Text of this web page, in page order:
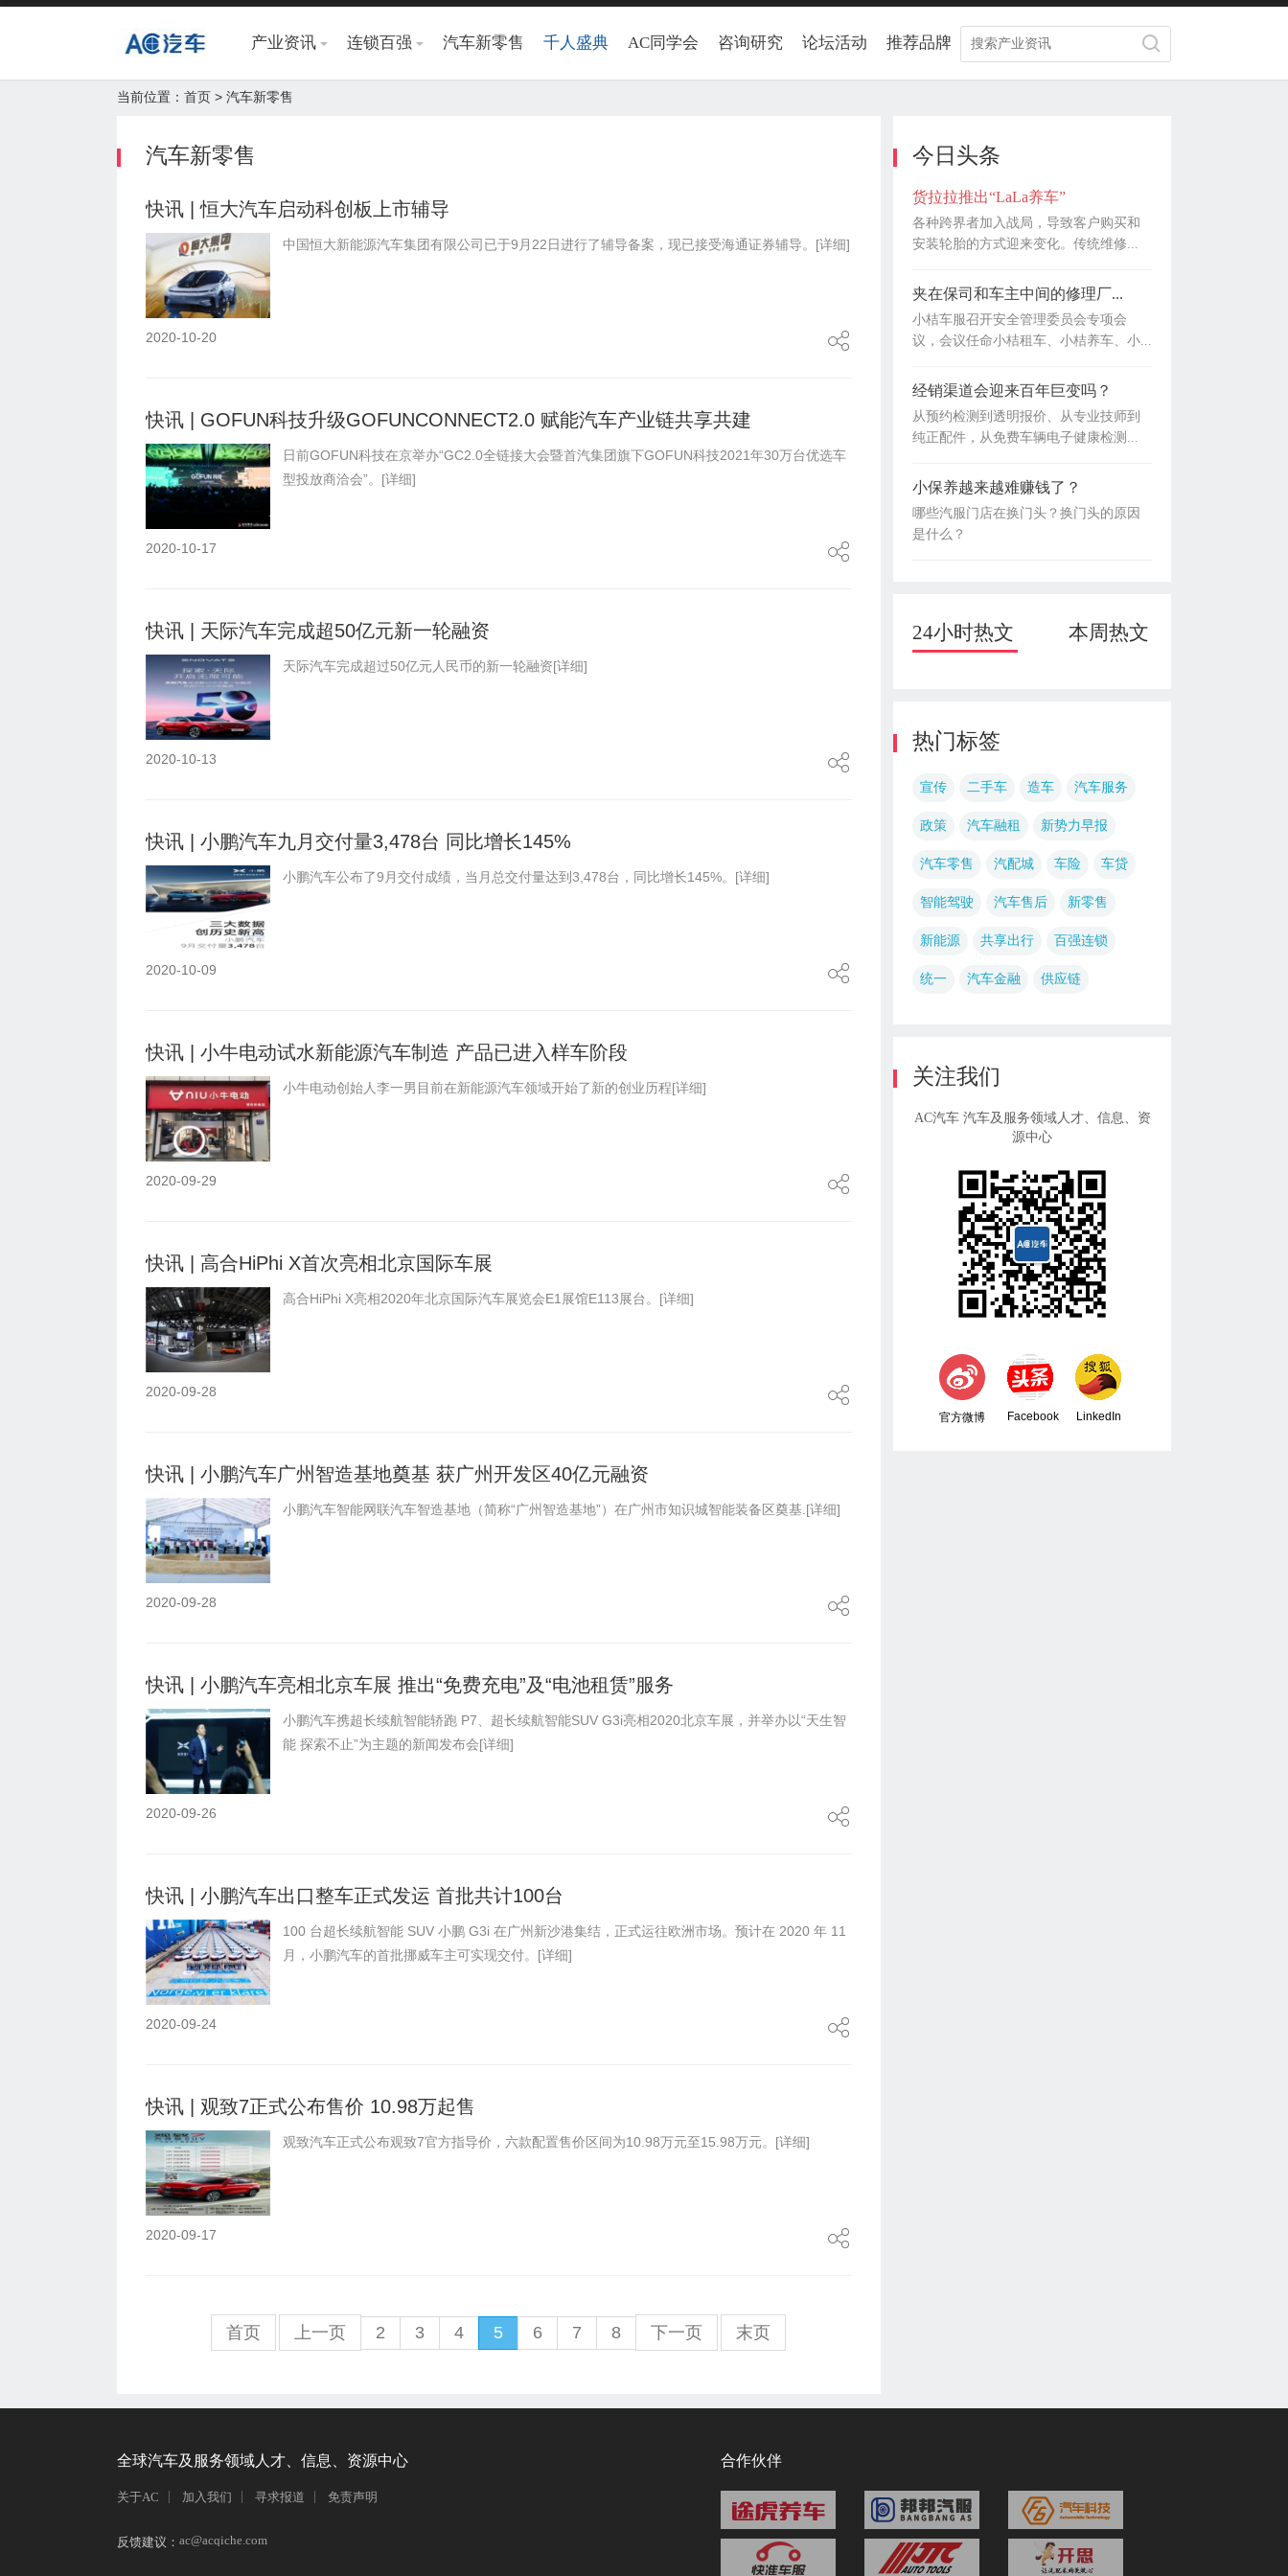
产业资讯 连锁百强 汽车新零售 千人盛典 AC同学会 咨询研究 论坛活动 推荐品牌
当前位置： 首页 > 汽车新零售
汽车新零售
快讯 | 恒大汽车启动科创板上市辅导
中国恒大新能源汽车集团有限公司已于9月22日进行了辅导备案，现已接受海通证券辅导。 [详细]
2020-10-20
快讯 | GOFUN科技升级GOFUNCONNECT2.0 赋能汽车产业链共享共建
日前GOFUN科技在京举办“GC2.0全链接大会暨首汽集团旗下GOFUN科技2021年30万台优选车
型投放商洽会”。 [详细]
2020-10-17
快讯 | 天际汽车完成超50亿元新一轮融资
天际汽车完成超过50亿元人民币的新一轮融资[详细]
2020-10-13
快讯 | 小鹏汽车九月交付量3,478台 同比增长145%
小鹏汽车公布了9月交付成绩，当月总交付量达到3,478台，同比增长145%。 [详细]
2020-10-09
快讯 | 小牛电动试水新能源汽车制造 产品已进入样车阶段
小牛电动创始人李一男目前在新能源汽车领域开始了新的创业历程[详细]
2020-09-29
快讯 | 高合HiPhi X首次亮相北京国际车展
高合HiPhi X亮相2020年北京国际汽车展览会E1展馆E113展台。 [详细]
2020-09-28
快讯 | 小鹏汽车广州智造基地奠基 获广州开发区40亿元融资
小鹏汽车智能网联汽车智造基地（简称“广州智造基地”）在广州市知识城智能装备区奠基. [详细]
2020-09-28
快讯 | 小鹏汽车亮相北京车展 推出“免费充电”及“电池租赁”服务
小鹏汽车携超长续航智能轿跑 P7、超长续航智能SUV G3i亮相2020北京车展，并举办以“天生智
能 探索不止”为主题的新闻发布会[详细]
2020-09-26
快讯 | 小鹏汽车出口整车正式发运 首批共计100台
100 台超长续航智能 SUV 小鹏 G3i 在广州新沙港集结，正式运往欧洲市场。预计在 2020 年 11
月，小鹏汽车的首批挪威车主可实现交付。 [详细]
2020-09-24
快讯 | 观致7正式公布售价 10.98万起售
观致汽车正式公布观致7官方指导价，六款配置售价区间为10.98万元至15.98万元。 [详细]
2020-09-17
首页 上一页 2 3 4 5 6 7 8 下一页 末页
今日头条
货拉拉推出“LaLa养车”
各种跨界者加入战局，导致客户购买和
安装轮胎的方式迎来变化。传统维修...
夹在保司和车主中间的修理厂...
小桔车服召开安全管理委员会专项会
议，会议任命小桔租车、小桔养车、小...
经销渠道会迎来百年巨变吗？
从预约检测到透明报价、从专业技师到
纯正配件，从免费车辆电子健康检测...
小保养越来越难赚钱了？
哪些汽服门店在换门头？换门头的原因
是什么？
24小时热文 本周热文
热门标签
宣传 二手车 造车 汽车服务
政策 汽车融租 新势力早报
汽车零售 汽配城 车险 车贷
智能驾驶 汽车售后 新零售
新能源 共享出行 百强连锁
统一 汽车金融 供应链
关注我们
AC汽车 汽车及服务领域人才、信息、资
源中心
官方微博 Facebook LinkedIn
全球汽车及服务领域人才、信息、资源中心
关于AC 加入我们 寻求报道 免责声明
反馈建议： ac@acqiche.com
合作伙伴